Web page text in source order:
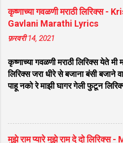
ॐ नमः शिवाय
बजतो जाये रे हो
तेरी बेहती गंगा काम
नाथ जी कालेया कुंडला
कैलाश तेरा डेरा ओ
विराजे मुकुट पे चंदा
जी धुनी रमान्दा बड़ा
भोला है भंडारी करता
कृष्णाच्या गवळणी मराठी लिरिक्स -
Gavlani Marathi Lyrics
फ़रवरी 14, 2021
कृष्णाच्या गवळणी मराठी लिरिक्स येते मी
लिरिक्स जरा धीरे से बजाना बंसी बजाने
पाहू नको रे माझी घागर गेली फुटून
मथूरेला निघाली लिरिक्स सपने में सखी
मोत्याची गौळण लिरिक्स कन्हैया लागला
माझ्या गं दुधात नाही पाणी लिरिक्स नको
मुझे राम प्यारे मुझे राम दे दो